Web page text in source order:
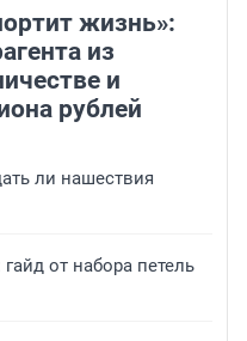
жизнь»:
из
и
рублей
ли нашествия
от набора петель